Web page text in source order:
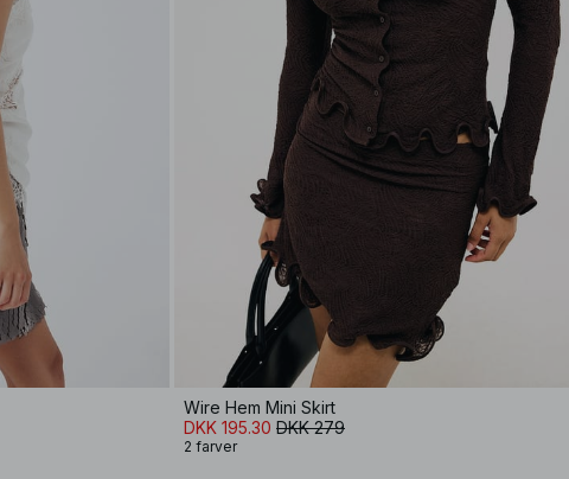
Wire Hem Mini Skirt
DKK 195.30 DKK 279
2 farver